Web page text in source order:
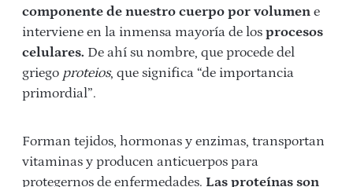
componente de nuestro cuerpo por volumen e
interviene en la inmensa mayoría de los procesos
celulares. De ahí su nombre, que procede del
griego proteios, que significa “de importancia
primordial”.
Forman tejidos, hormonas y enzimas, transportan
vitaminas y producen anticuerpos para
protegernos de enfermedades. Las proteínas son